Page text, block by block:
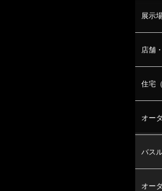
展示
店舗
住宅
オー
バス
オー